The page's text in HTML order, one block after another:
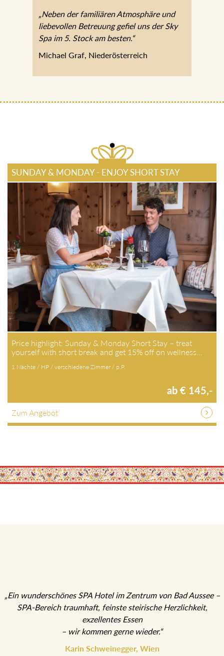
„Neben der familiären Atmosphäre und
liebevollen Betreuung gefiel uns der Sky
SUNDAY & MONDAY - ENJOY SHORT STAY
Price highlight: Sunday & Monday Short Stay – treat
ab € 145,-
Zum Angebot
„Ein wunderschönes SPA Hotel im Zentrum von Bad Aussee –
SPA-Bereich traumhaft, feinste steirische Herzlichkeit,
exzellentes Essen